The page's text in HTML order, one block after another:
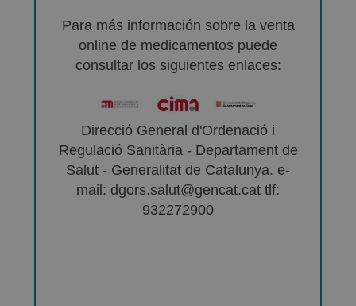
Para más información sobre la venta
online de medicamentos puede
consultar los siguientes enlaces:
Direcció General d'Ordenació i
Regulació Sanitària - Departament de
Salut - Generalitat de Catalunya. e-
mail: dgors.salut@gencat.cat tlf:
932272900